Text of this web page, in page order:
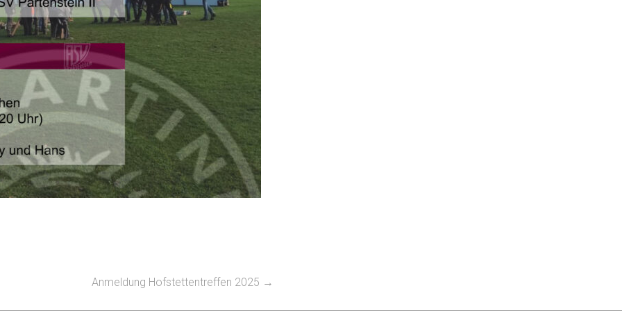
Anmeldung Hofstettentreffen 2025 →